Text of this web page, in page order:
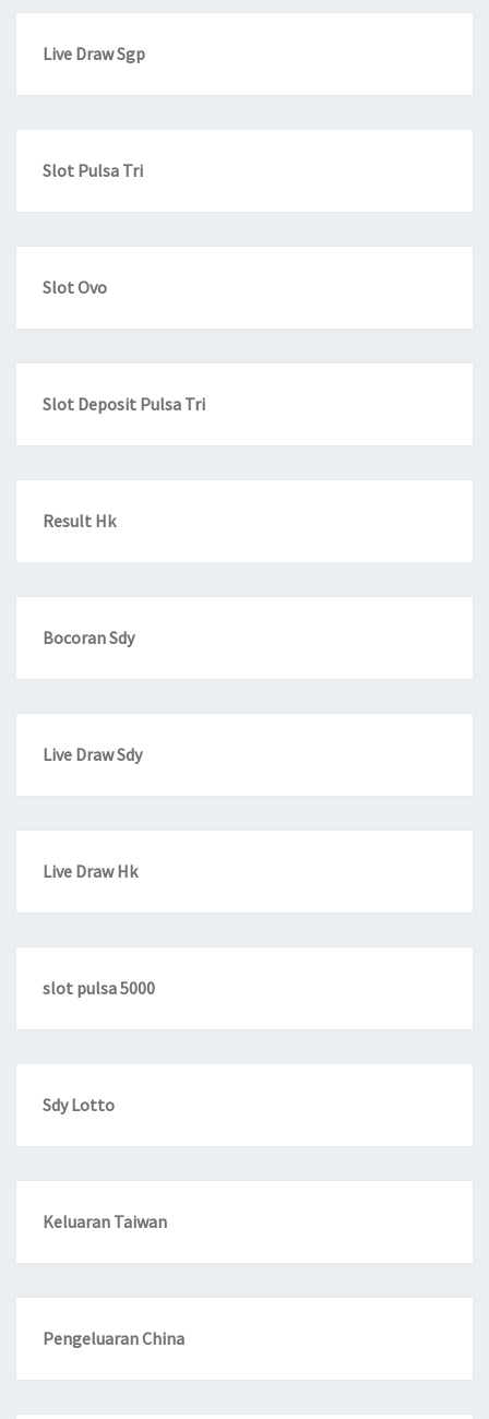
Live Draw Sgp
Slot Pulsa Tri
Slot Ovo
Slot Deposit Pulsa Tri
Result Hk
Bocoran Sdy
Live Draw Sdy
Live Draw Hk
slot pulsa 5000
Sdy Lotto
Keluaran Taiwan
Pengeluaran China